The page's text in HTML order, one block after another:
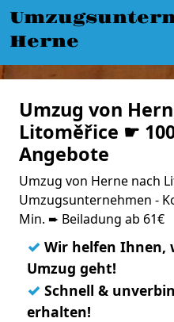
Herne
Umzug von
Litoměřice ☛
Angebote
Umzug von Herne nach
Umzugsunternehmen -
Min. ➨ Beiladung ab 61€
✓ Wir helfen Ihnen,
Umzug geht!
✓ Schnell &
erhalten!